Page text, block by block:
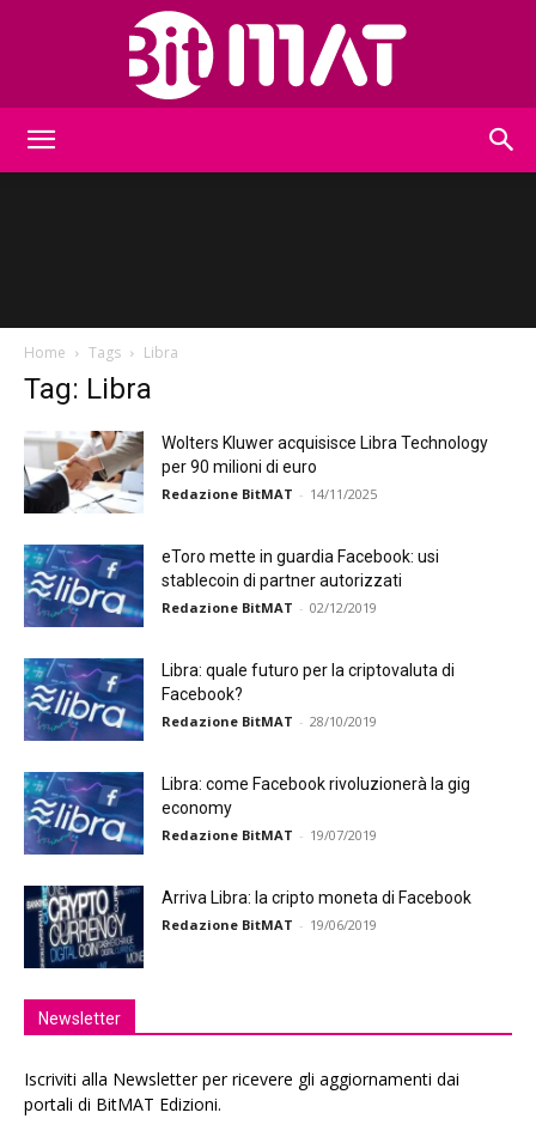
Home Tags Libra
Tag: Libra
Wolters Kluwer acquisisce Libra Technology
per 90 milioni di euro
Redazione BitMAT - 14/11/2025
eToro mette in guardia Facebook: usi
stablecoin di partner autorizzati
Redazione BitMAT - 02/12/2019
Libra: quale futuro per la criptovaluta di
Facebook?
Redazione BitMAT - 28/10/2019
Libra: come Facebook rivoluzionerà la gig
economy
Redazione BitMAT - 19/07/2019
Arriva Libra: la cripto moneta di Facebook
Redazione BitMAT - 19/06/2019
Newsletter
Iscriviti alla Newsletter per ricevere gli aggiornamenti dai
portali di BitMAT Edizioni.